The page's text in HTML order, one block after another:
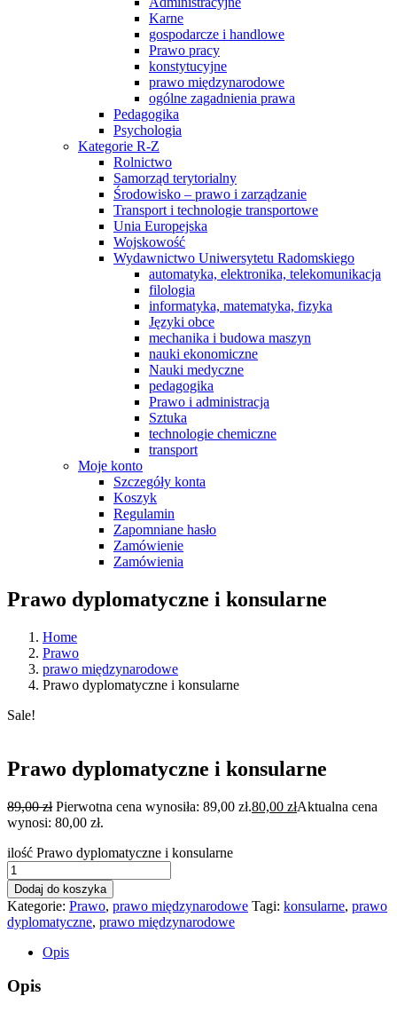
Karne
gospodarcze i handlowe
Prawo pracy
konstytucyjne
prawo międzynarodowe
ogólne zagadnienia prawa
Pedagogika
Psychologia
Kategorie R-Z
Rolnictwo
Samorząd terytorialny
Środowisko – prawo i zarządzanie
Transport i technologie transportowe
Unia Europejska
Wojskowość
Wydawnictwo Uniwersytetu Radomskiego
automatyka, elektronika, telekomunikacja
filologia
informatyka, matematyka, fizyka
Języki obce
mechanika i budowa maszyn
nauki ekonomiczne
Nauki medyczne
pedagogika
Prawo i administracja
Sztuka
technologie chemiczne
transport
Moje konto
Szczegóły konta
Koszyk
Regulamin
Zapomniane hasło
Zamówienie
Zamówienia
Prawo dyplomatyczne i konsularne
Home
Prawo
prawo międzynarodowe
Prawo dyplomatyczne i konsularne
Sale!
Prawo dyplomatyczne i konsularne
89,00zł Pierwotna cena wynosiła: 89,00 zł.80,00 złAktualna cena
wynosi: 80,00 zł.
ilość Prawo dyplomatyczne i konsularne
Dodaj do koszyka
Kategorie: Prawo, prawo międzynarodowe Tagi: konsularne, prawo
dyplomatyczne, prawo międzynarodowe
Opis
Opis